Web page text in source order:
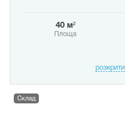
40 м²
Площа
розкрити
Склад